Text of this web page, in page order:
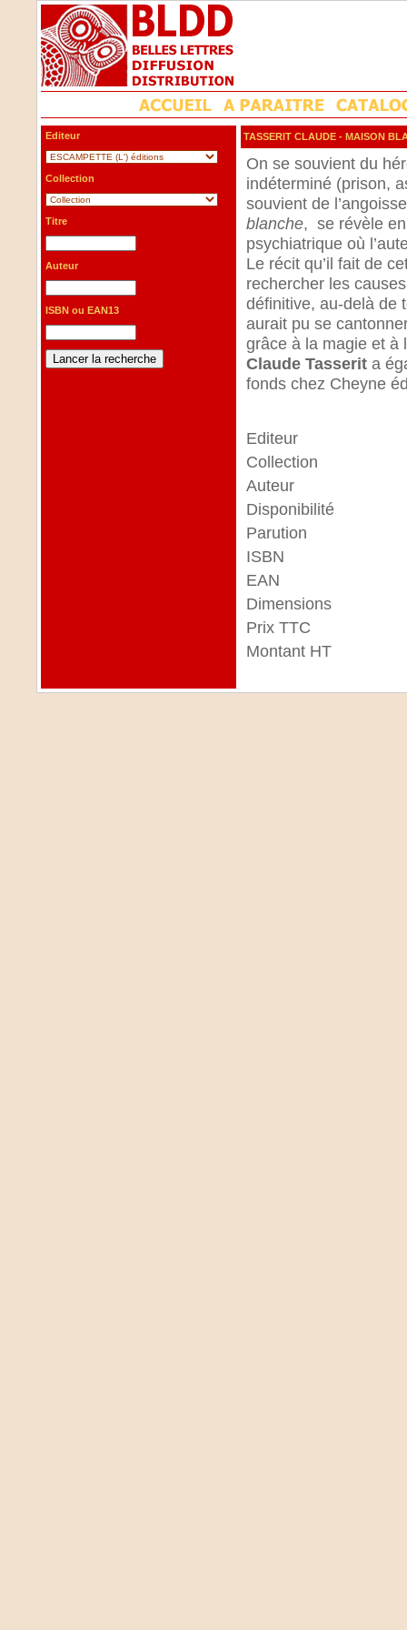
Editeur
Collection
Titre
Auteur
ISBN ou EAN13
TASSERIT CLAUDE - MAISON
On se souvient du
indéterminé (prison,
souvient de
blanche, se révèle
psychiatrique où
Le récit qu’il fait de
rechercher les
définitive, au-delà de
aurait pu se
grâce à la magie et à
Claude Tasserit a
fonds chez Cheyne
Editeur
Collection
Auteur
Disponibilité
Parution
ISBN
EAN
Dimensions
Prix TTC
Montant HT